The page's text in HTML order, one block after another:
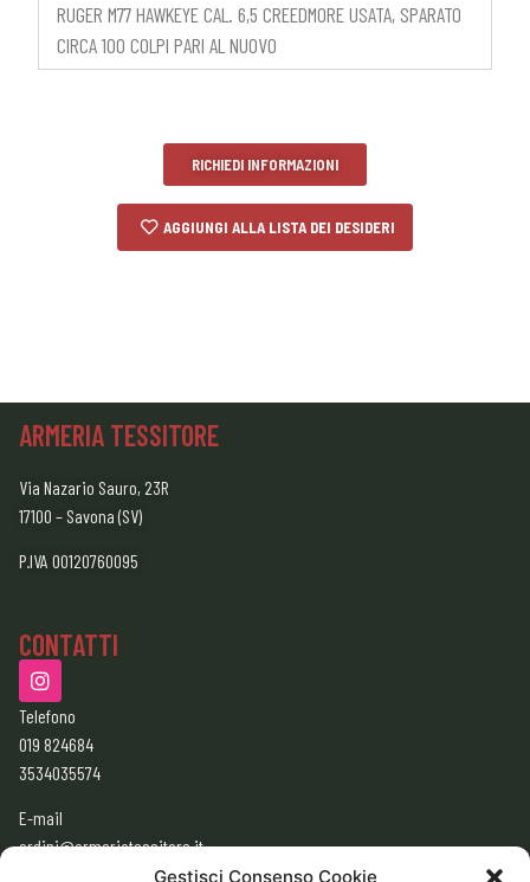
Gestisci Consenso Cookie
RUGER M77 HAWKEYE CAL. 6,5 CREEDMORE USATA, SPARATO
CIRCA 100 COLPI PARI AL NUOVO
RICHIEDI INFORMAZIONI
AGGIUNGI ALLA LISTA DEI DESIDERI
ARMERIA TESSITORE
Via Nazario Sauro, 23R
17100 – Savona (SV)
P.IVA 00120760095
CONTATTI
Telefono
019 824684
3534035574
E-mail
ordini@armeriatessitore.it
armeriatessitore@gmail.com